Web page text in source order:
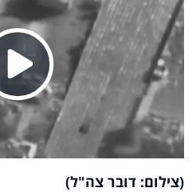
Play
(צילום: דובר צה"ל)